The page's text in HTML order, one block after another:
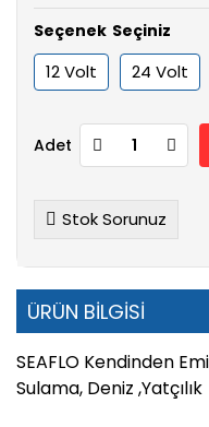
Seçenek
12 Volt 24 Volt
Adet
Stok Sorunuz
ÜRÜN BİLGİSİ
SEAFLO Kendinden
Sulama, Deniz